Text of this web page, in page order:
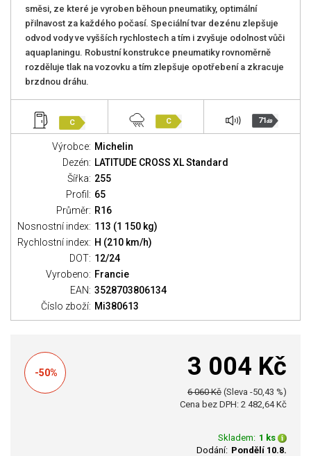
směsi, ze které je vyroben běhoun pneumatiky, optimální
přilnavost za každého počasí. Speciální tvar dezénu zlepšuje
odvod vody ve vyšších rychlostech a tím i zvyšuje odolnost vůči
aquaplaningu. Robustní konstrukce pneumatiky rovnoměrně
rozděluje tlak na vozovku a tím zlepšuje opotřebení a zkracuje
brzdnou dráhu.
C C 71dB
Výrobce: Michelin
Dezén: LATITUDE CROSS XL Standard
Šířka: 255
Profil: 65
Průměr: R16
Nosnostní index: 113 (1 150 kg)
Rychlostní index: H (210 km/h)
DOT: 12/24
Vyrobeno: Francie
EAN: 3528703806134
Číslo zboží: Mi380613
-50% 3 004 Kč
6 060 Kč (Sleva -50,43 %)
Cena bez DPH: 2 482,64 Kč
Skladem: 1 ks
Dodání: Pondělí 10.8.